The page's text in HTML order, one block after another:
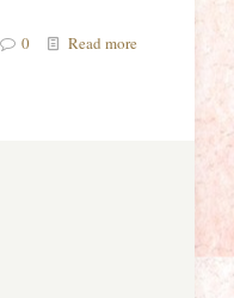
0 Read more